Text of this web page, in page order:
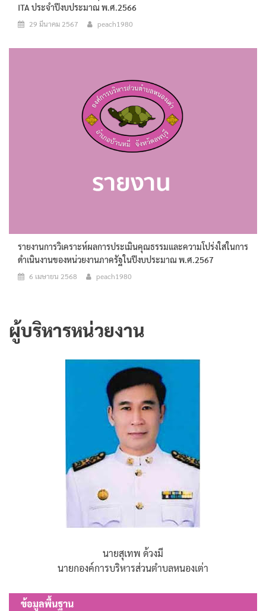
ITA ประจำปีงบประมาณ พ.ศ.2566
29 มีนาคม 2567 peach1980
รายงานการวิเคราะห์ผลการประเมินคุณธรรมและความโปร่งใสในการ
ดำเนินงานของหน่วยงานภาครัฐในปีงบประมาณ พ.ศ.2567
6 เมษายน 2568 peach1980
ผู้บริหารหน่วยงาน
นายสุเทพ ด้วงมี
นายกองค์การบริหารส่วนตำบลหนองเต่า
ข้อมูลพื้นฐาน